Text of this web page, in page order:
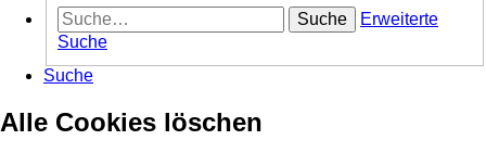
Suche
Erweiterte
Suche
Suche
Alle Cookies löschen